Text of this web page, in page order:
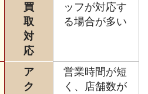
買
取
対
応
ッフが対応す
る場合が多い
ア
ク
営業時間が短
く、店舗数が